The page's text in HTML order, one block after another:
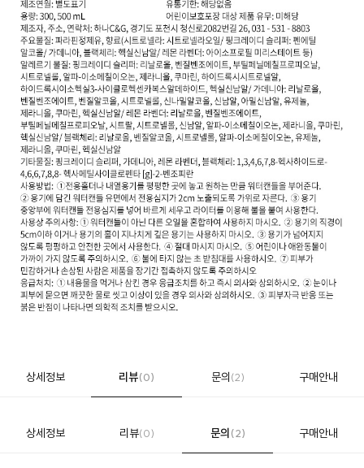
상세정보 리뷰(0) 문의(2) 구매안내
상세정보 리뷰(0) 문의(2) 구매안내